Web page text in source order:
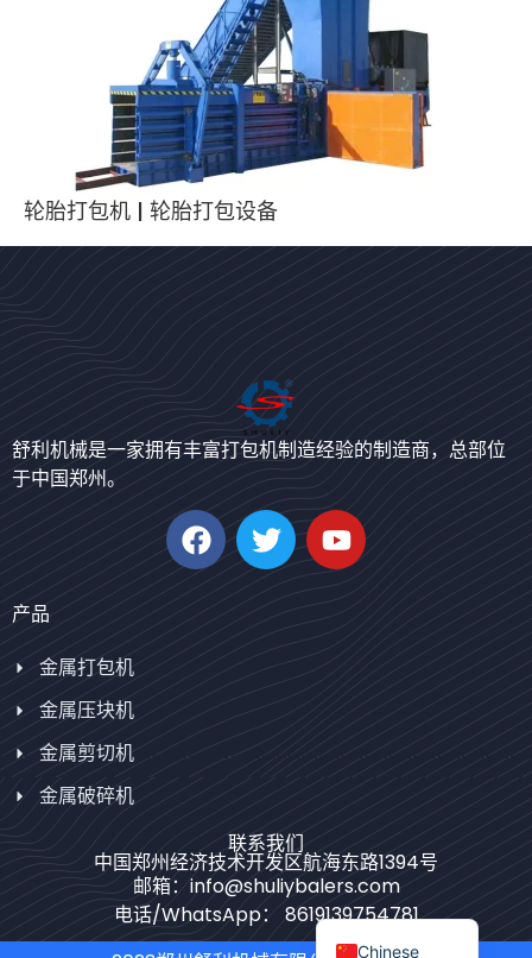
轮胎打包机 | 轮胎打包设备
舒利机械是一家拥有丰富打包机制造经验的制造商，总部位
于中国郑州。
产品
金属打包机
金属压块机
金属剪切机
金属破碎机
联系我们
中国郑州经济技术开发区航海东路1394号
邮箱：info@shuliybalers.com
电话/WhatsApp： 8619139754781
Chinese
English
French
Swahili
German
Japanese